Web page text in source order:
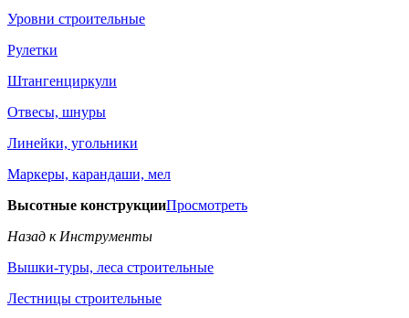
Уровни строительные
Рулетки
Штангенциркули
Отвесы, шнуры
Линейки, угольники
Маркеры, карандаши, мел
Высотные конструкцииПросмотреть
Назад к Инструменты
Вышки-туры, леса строительные
Лестницы строительные